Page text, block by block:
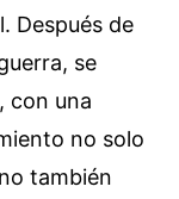
Después de
se
con una
no solo
también